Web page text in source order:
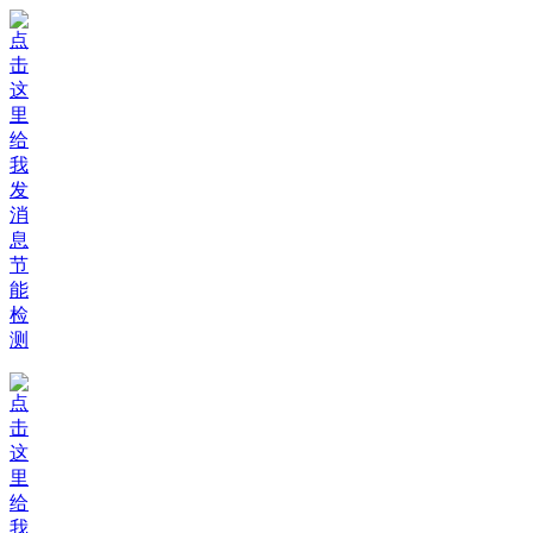
节
能
检
测